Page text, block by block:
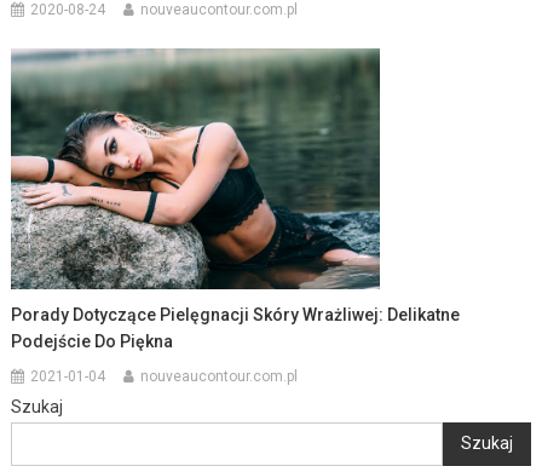
2020-08-24 nouveaucontour.com.pl
Porady Dotyczące Pielęgnacji Skóry Wrażliwej: Delikatne
Podejście Do Piękna
2021-01-04 nouveaucontour.com.pl
Szukaj
Szukaj